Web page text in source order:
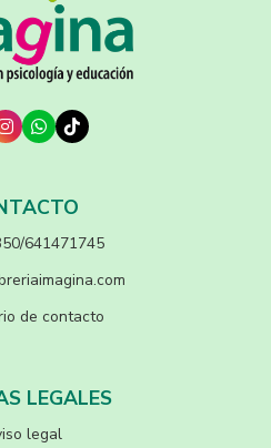
641471745
de contacto
LEGALES
legal